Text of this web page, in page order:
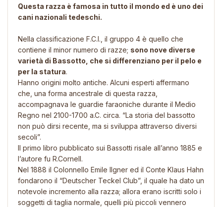
Questa razza è famosa in tutto il mondo ed è uno dei
cani nazionali tedeschi.
Nella classificazione F.C.I., il gruppo 4 è quello che
contiene il minor numero di razze; sono nove diverse
varietà di Bassotto, che si differenziano per il pelo e
per la statura.
Hanno origini molto antiche. Alcuni esperti affermano
che, una forma ancestrale di questa razza,
accompagnava le guardie faraoniche durante il Medio
Regno nel 2100-1700 a.C. circa. “La storia del bassotto
non può dirsi recente, ma si sviluppa attraverso diversi
secoli”.
Il primo libro pubblicato sui Bassotti risale all’anno 1885 e
l’autore fu R.Cornell.
Nel 1888 il Colonnello Emile Ilgner ed il Conte Klaus Hahn
fondarono il “Deutscher Teckel Club”, il quale ha dato un
notevole incremento alla razza; allora erano iscritti solo i
soggetti di taglia normale, quelli più piccoli vennero